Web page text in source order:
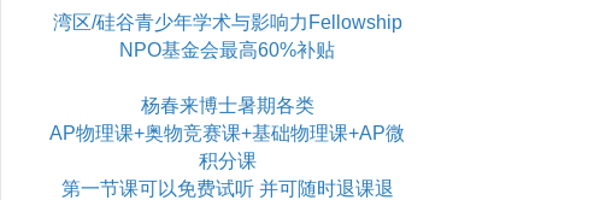
湾区/硅谷青少年学术与影响力Fellowship
NPO基金会最高60%补贴
杨春来博士暑期各类
AP物理课+奥物竞赛课+基础物理课+AP微
积分课
第一节课可以免费试听 并可随时退课退